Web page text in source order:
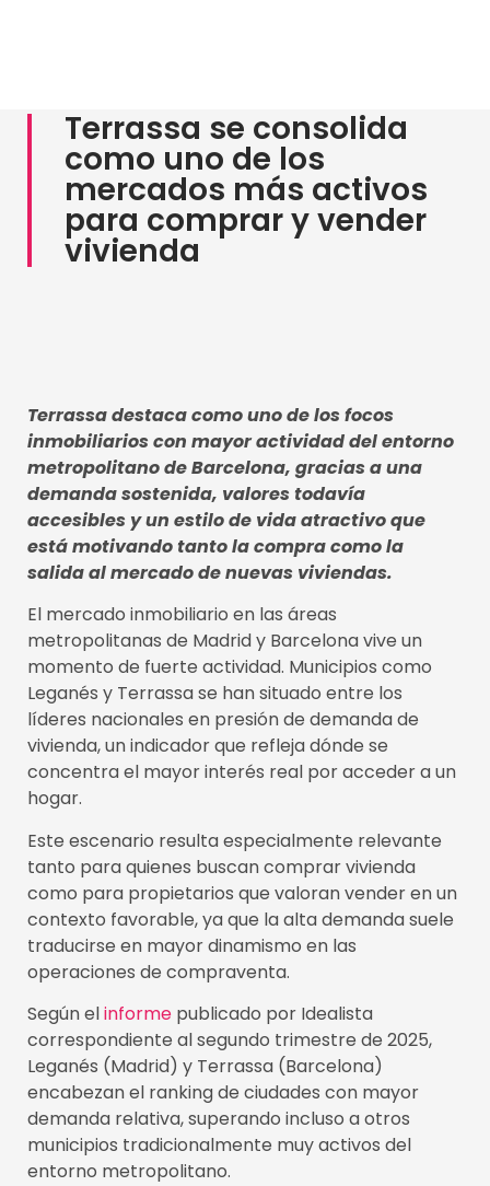
Terrassa se consolida
como uno de los
mercados más activos
para comprar y vender
vivienda
Terrassa destaca como uno de los focos
inmobiliarios con mayor actividad del entorno
metropolitano de Barcelona, gracias a una
demanda sostenida, valores todavía
accesibles y un estilo de vida atractivo que
está motivando tanto la compra como la
salida al mercado de nuevas viviendas.
El mercado inmobiliario en las áreas
metropolitanas de Madrid y Barcelona vive un
momento de fuerte actividad. Municipios como
Leganés y Terrassa se han situado entre los
líderes nacionales en presión de demanda de
vivienda, un indicador que refleja dónde se
concentra el mayor interés real por acceder a un
hogar.
Este escenario resulta especialmente relevante
tanto para quienes buscan comprar vivienda
como para propietarios que valoran vender en un
contexto favorable, ya que la alta demanda suele
traducirse en mayor dinamismo en las
operaciones de compraventa.
Según elinforme publicado por Idealista
correspondiente al segundo trimestre de 2025,
Leganés (Madrid) y Terrassa (Barcelona)
encabezan el ranking de ciudades con mayor
demanda relativa, superando incluso a otros
municipios tradicionalmente muy activos del
entorno metropolitano.